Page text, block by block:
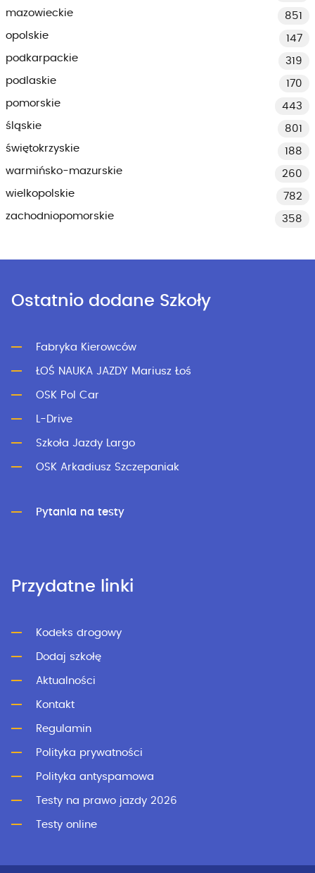
mazowieckie
851
opolskie
147
podkarpackie
319
podlaskie
170
pomorskie
443
śląskie
801
świętokrzyskie
188
warmińsko-mazurskie
260
wielkopolskie
782
zachodniopomorskie
358
Ostatnio dodane Szkoły
Fabryka Kierowców
ŁOŚ NAUKA JAZDY Mariusz Łoś
OSK Pol Car
L-Drive
Szkoła Jazdy Largo
OSK Arkadiusz Szczepaniak
Pytania na testy
Przydatne linki
Kodeks drogowy
Dodaj szkołę
Aktualności
Kontakt
Regulamin
Polityka prywatności
Polityka antyspamowa
Testy na prawo jazdy 2026
Testy online